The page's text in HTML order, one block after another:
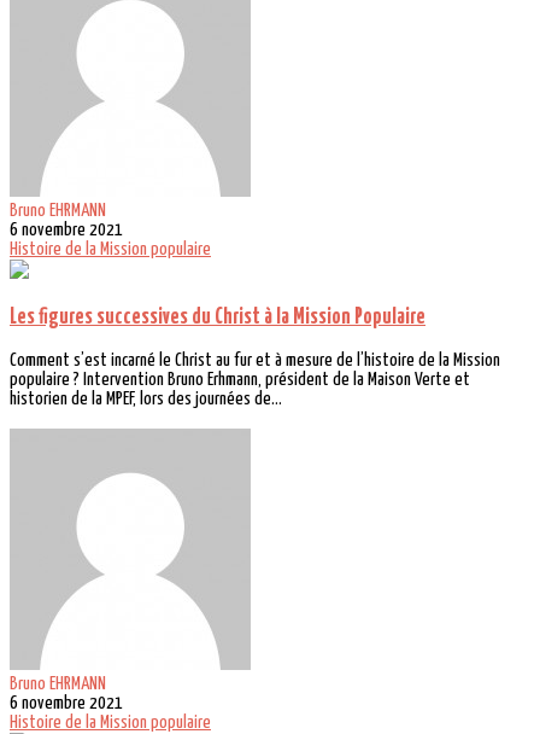
Bruno EHRMANN
6 novembre 2021
Histoire de la Mission populaire
Les figures successives du Christ à la Mission Populaire
Comment s’est incarné le Christ au fur et à mesure de l’histoire de la Mission
populaire ? Intervention Bruno Erhmann, président de la Maison Verte et
historien de la MPEF, lors des journées de...
Bruno EHRMANN
6 novembre 2021
Histoire de la Mission populaire